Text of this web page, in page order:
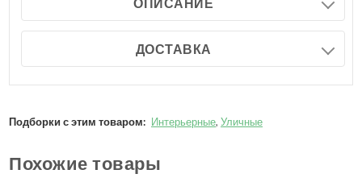
ДОСТАВКА
Подборки с этим товаром: Интерьерные, Уличные
Похожие товары